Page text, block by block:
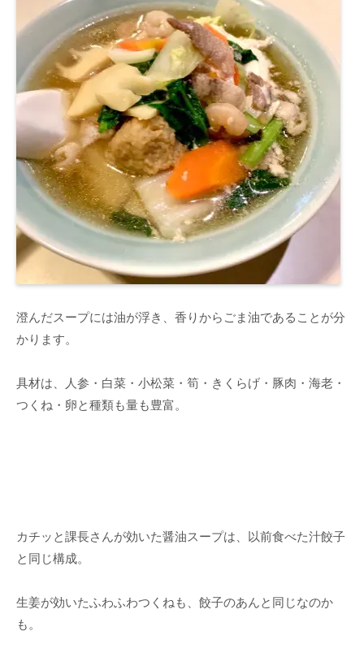
澄んだスープには油が浮き、香りからごま油であることが分
かります。
具材は、人参・白菜・小松菜・筍・きくらげ・豚肉・海老・
つくね・卵と種類も量も豊富。
カチッと課長さんが効いた醤油スープは、以前食べた汁餃子
と同じ構成。
生姜が効いたふわふわつくねも、餃子のあんと同じなのか
も。